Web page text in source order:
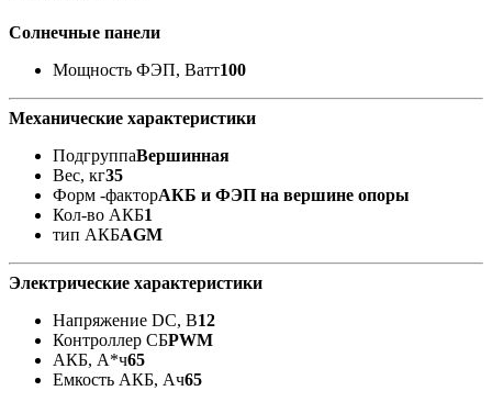
Солнечные панели
Мощность ФЭП, Ватт100
Механические характеристики
ПодгруппаВершинная
Вес, кг35
Форм -факторАКБ и ФЭП на вершине опоры
Кол-во АКБ1
тип АКБAGM
Электрические характеристики
Напряжение DC, В12
Контроллер СБPWM
АКБ, А*ч65
Емкость АКБ, Ач65